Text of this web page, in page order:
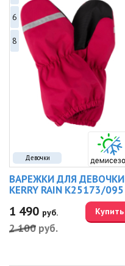
Девочки
6
8
ВАРЕЖКИ ДЛЯ ДЕВОЧКИ
KERRY RAIN K25173/095
1 490 руб.
2 100 руб.
Купить